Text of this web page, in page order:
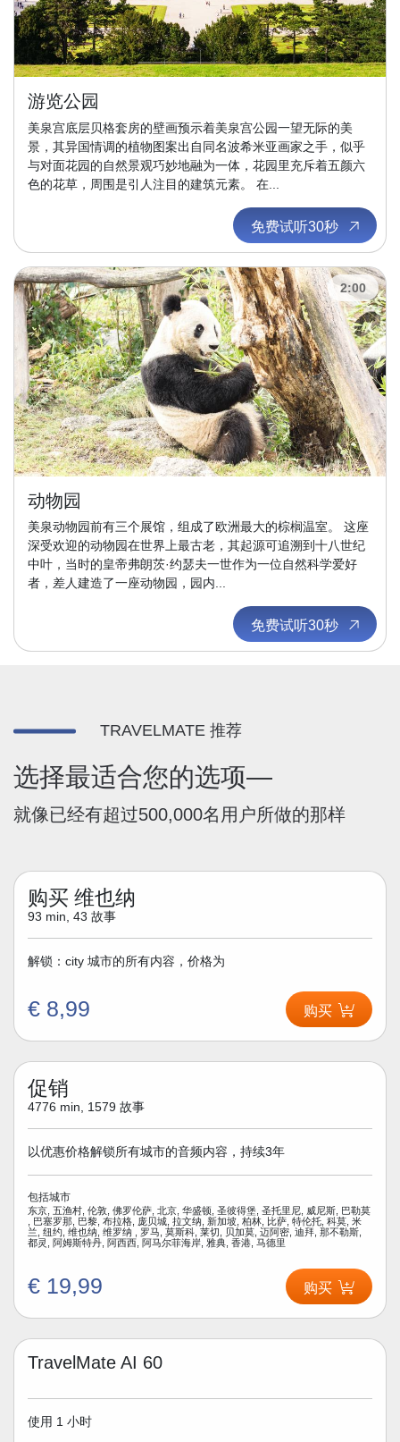
游览公园
美泉宫底层贝格套房的壁画预示着美泉宫公园一望无际的美
景，其异国情调的植物图案出自同名波希米亚画家之手，似乎
与对面花园的自然景观巧妙地融为一体，花园里充斥着五颜六
色的花草，周围是引人注目的建筑元素。 在...
免费试听30秒
2:00
动物园
美泉动物园前有三个展馆，组成了欧洲最大的棕榈温室。 这座
深受欢迎的动物园在世界上最古老，其起源可追溯到十八世纪
中叶，当时的皇帝弗朗茨·约瑟夫一世作为一位自然科学爱好
者，差人建造了一座动物园，园内...
免费试听30秒
TRAVELMATE 推荐
选择最适合您的选项—
就像已经有超过500,000名用户所做的那样
购买 维也纳
93 min, 43 故事
解锁：city 城市的所有内容，价格为
€ 8,99 购买
促销
4776 min, 1579 故事
以优惠价格解锁所有城市的音频内容，持续3年
包括城市
东京, 五渔村, 伦敦, 佛罗伦萨, 北京, 华盛顿, 圣彼得堡, 圣托里尼, 威尼斯, 巴勒莫
, 巴塞罗那, 巴黎, 布拉格, 庞贝城, 拉文纳, 新加坡, 柏林, 比萨, 特伦托, 科莫, 米
兰, 纽约, 维也纳, 维罗纳 , 罗马, 莫斯科, 莱切, 贝加莫, 迈阿密, 迪拜, 那不勒斯,
都灵, 阿姆斯特丹, 阿西西, 阿马尔菲海岸, 雅典, 香港, 马德里
€ 19,99 购买
TravelMate AI 60
使用 1 小时